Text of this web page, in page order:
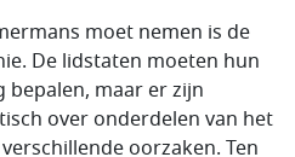
moet nemen is de
De lidstaten moeten hun
bepalen, maar er zijn
over onderdelen van het
oorzaken. Ten